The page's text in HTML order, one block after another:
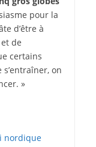
pour la
d’être à
et de
certains
on
»
nordique